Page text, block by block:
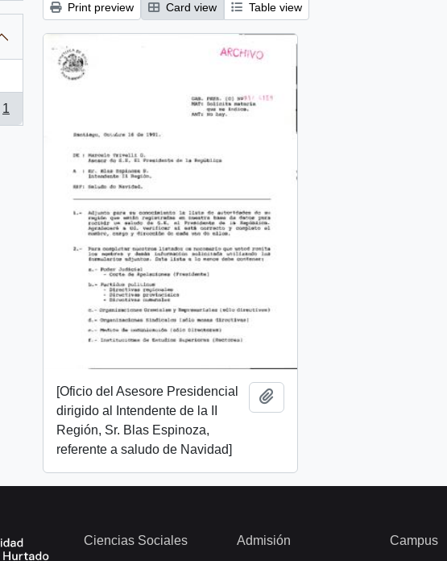
1
Print preview Card view Table view
[Oficio del Asesore Presidencial
dirigido al Intendente de la II
Región, Sr. Blas Espinoza,
referente a saludo de Navidad]
Ciencias Sociales Admisión Campus